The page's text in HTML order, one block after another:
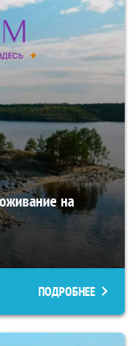
на
ПОДРОБНЕЕ